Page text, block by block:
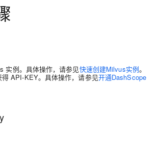
实例。具体操作，请参见快速创建Milvus实例。
API-KEY。具体操作，请参见开通DashScope